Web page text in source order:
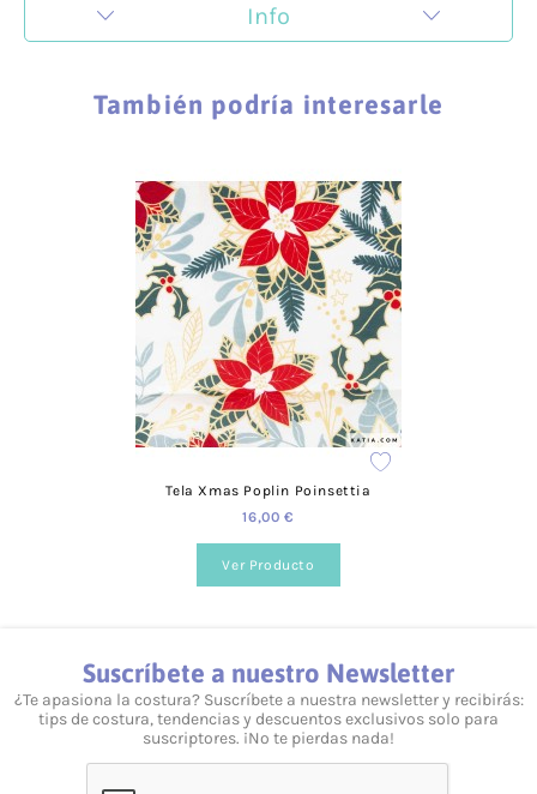
Info
nuevas prendas. Pero Zigzag no es una mercería cualquiera,
sino que también es un lugar de encuentro donde
también animamos a los hombres a que descubran su lado
más creativo y se atrevan a personalizar sus prendas de
ropa haciéndolas diferentes y únicas.
En los siguientes enlaces puedes consultar información
relevante sobre nuestros pagos y envíos:
Información de envío
Información sobre devoluciones
Formas de pago
Preguntas frecuentes
¿Puedo elegir el color del producto?
encontrarás distintos formatos de color y estilo.
¿Realizáis envíos gratuitos?
Sí, a partir de los 40 €.
También podría interesarle
Tela Xmas Poplin Poinsettia
16,00 €
Ver Producto
Suscríbete a nuestro Newsletter
¿Te apasiona la costura? Suscríbete a nuestra newsletter y recibirás:
tips de costura, tendencias y descuentos exclusivos solo para
suscriptores. ¡No te pierdas nada!